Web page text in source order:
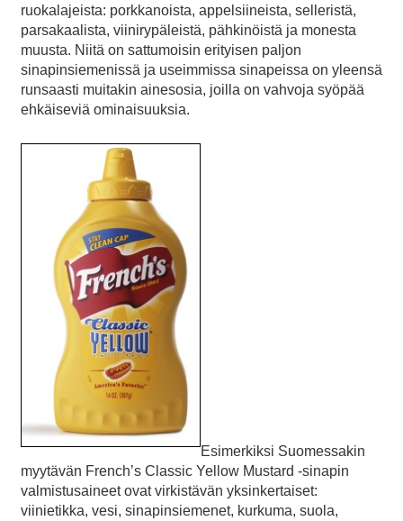
ruokalajeista: porkkanoista, appelsiineista, selleristä,
parsakaalista, viinirypäleistä, pähkinöistä ja monesta
muusta. Niitä on sattumoisin erityisen paljon
sinapinsiemenissä ja useimmissa sinapeissa on yleensä
runsaasti muitakin ainesosia, joilla on vahvoja syöpää
ehkäiseviä ominaisuuksia.
Esimerkiksi Suomessakin
myytävän French’s Classic Yellow Mustard -sinapin
valmistusaineet ovat virkistävän yksinkertaiset:
viinietikka, vesi, sinapinsiemenet, kurkuma, suola,